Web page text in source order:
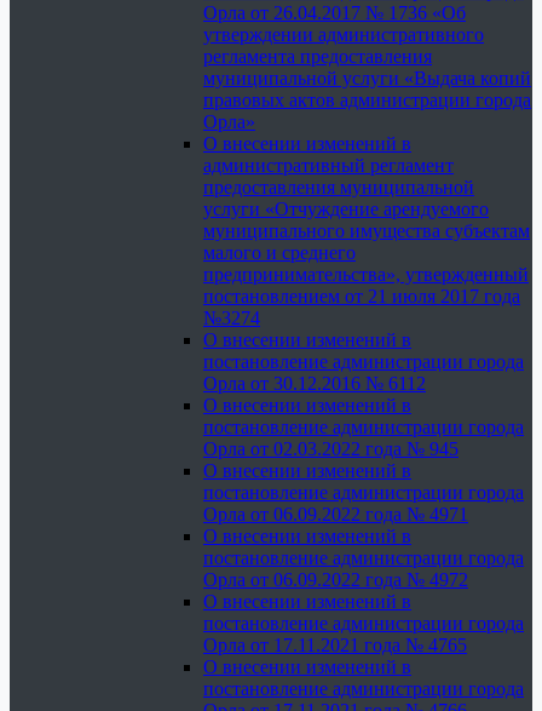
Орла от 26.04.2017 № 1736 «Об
утверждении административного
регламента предоставления
муниципальной услуги «Выдача копий
правовых актов администрации города
Орла»
О внесении изменений в
административный регламент
предоставления муниципальной
услуги «Отчуждение арендуемого
муниципального имущества субъектам
малого и среднего
предпринимательства», утвержденный
постановлением от 21 июля 2017 года
№3274
О внесении изменений в
постановление администрации города
Орла от 30.12.2016 № 6112
О внесении изменений в
постановление администрации города
Орла от 02.03.2022 года № 945
О внесении изменений в
постановление администрации города
Орла от 06.09.2022 года № 4971
О внесении изменений в
постановление администрации города
Орла от 06.09.2022 года № 4972
О внесении изменений в
постановление администрации города
Орла от 17.11.2021 года № 4765
О внесении изменений в
постановление администрации города